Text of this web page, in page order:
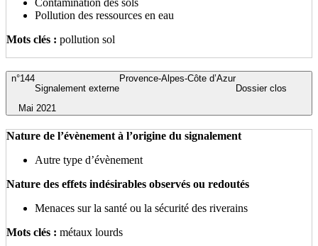
Pollution des ressources en eau
Mots clés : pollution sol
Mai 2021
Dossier clos
Provence-Alpes-Côte d’Azur
Signalement externe
n°144
Nature de l’évènement à l’origine du signalement
Autre type d’évènement
Nature des effets indésirables observés ou redoutés
Menaces sur la santé ou la sécurité des riverains
Mots clés : métaux lourds